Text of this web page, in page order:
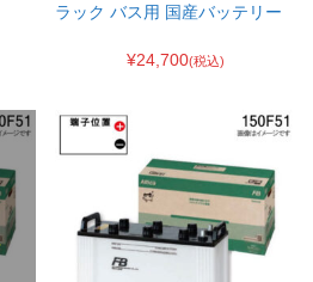
ラック バス用 国産バッテリー
¥24,700(税込)